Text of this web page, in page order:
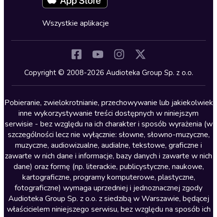
Kryminały
Lektury szkolne
Literatura anglojęzyczna
Literatura faktu
Literatura obyczajowa
Literatura piękna obca
Literatura piękna polska
Nagrania relaksacyjne
Nauka języków
Cykle audiobooków
Wszystkie aplikacje
Copyright © 2008-2026 Audioteka Group Sp. z o.o.
Pobieranie, zwielokrotnianie, przechowywanie lub jakiekolwiek
inne wykorzystywanie treści dostępnych w niniejszym
serwisie - bez względu na ich charakter i sposób wyrażenia (w
szczególności lecz nie wyłącznie: słowne, słowno-muzyczne,
muzyczne, audiowizualne, audialne, tekstowe, graficzne i
zawarte w nich dane i informacje, bazy danych i zawarte w nich
dane) oraz formę (np. literackie, publicystyczne, naukowe,
kartograficzne, programy komputerowe, plastyczne,
fotograficzne) wymaga uprzedniej i jednoznacznej zgody
Audioteka Group Sp. z o.o. z siedzibą w Warszawie, będącej
właścicielem niniejszego serwisu, bez względu na sposób ich